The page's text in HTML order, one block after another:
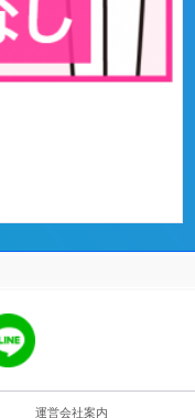
運営会社案内